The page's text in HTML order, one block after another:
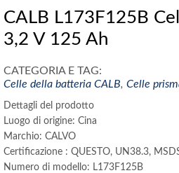
CALB L173F125B
3,2 V 125 Ah
CATEGORIA E TAG:
Celle della batteria CALB, Celle
Dettagli del prodotto
Luogo di origine: Cina
Marchio: CALVO
Certificazione : QUESTO, UN38.3,
Numero di modello: L173F125B